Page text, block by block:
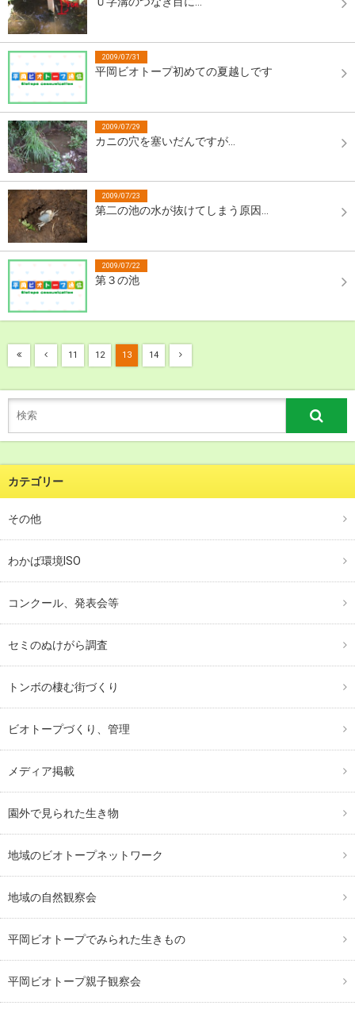
2009/07/31
平岡ビオトープ初めての夏越しです
2009/07/29
カニの穴を塞いだんですが…
2009/07/23
第二の池の水が抜けてしまう原因…
2009/07/22
第３の池
11 12 13 14
カテゴリー
その他
わかば環境ISO
コンクール、発表会等
セミのぬけがら調査
トンボの棲む街づくり
ビオトープづくり、管理
メディア掲載
園外で見られた生き物
地域のビオトープネットワーク
地域の自然観察会
平岡ビオトープでみられた生きもの
平岡ビオトープ親子観察会